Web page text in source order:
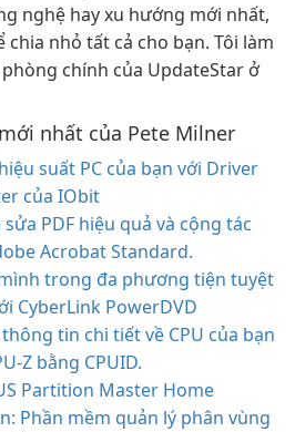
nghệ hay xu hướng mới nhất,
chia nhỏ tất cả cho bạn. Tôi làm
chính của UpdateStar ở
nhất của Pete Milner
suất PC của bạn với Driver
của IObit
sửa PDF hiệu quả và cộng tác
Acrobat Standard.
trong đa phương tiện tuyệt
CyberLink PowerDVD
tin chi tiết về CPU của bạn
Z bằng CPUID.
Partition Master Home
Phần mềm quản lý phân vùng